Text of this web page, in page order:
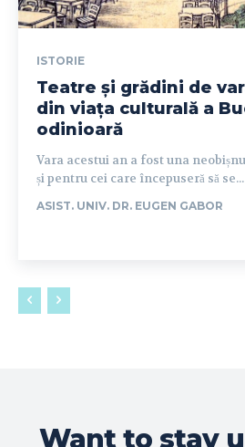
ISTORIE
Teatre și grădini de
din viața culturală a
odinioară
Vara acestui an a fost una
și pentru cei care începuseră să se...
ASIST. UNIV. DR. EUGEN GABOR
Want to stay